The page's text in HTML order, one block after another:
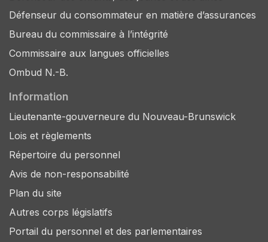
Défenseur du consommateur en matière d’assurances
Bureau du commissaire à l’intégrité
Commissaire aux langues officielles
Ombud N.-B.
Information
Lieutenante-gouverneure du Nouveau-Brunswick
Lois et règlements
Répertoire du personnel
Avis de non-responsabilité
Plan du site
Autres corps législatifs
Portail du personnel et des parlementaires